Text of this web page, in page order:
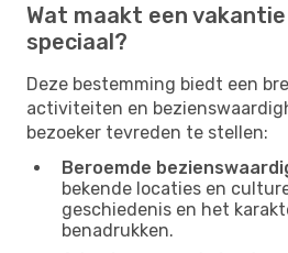
Wat maakt een vakantie
speciaal?
Deze bestemming biedt een
activiteiten en
bezoeker tevreden te stellen:
Beroemde
bekende locaties en
geschiedenis en het
benadrukken.